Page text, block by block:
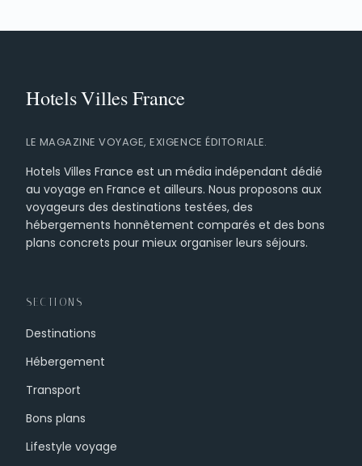
LE MAGAZINE VOYAGE, EXIGENCE ÉDITORIALE.
Hotels Villes France est un média indépendant dédié
au voyage en France et ailleurs. Nous proposons aux
voyageurs des destinations testées, des
hébergements honnêtement comparés et des bons
plans concrets pour mieux organiser leurs séjours.
SECTIONS
Destinations
Hébergement
Transport
Bons plans
Lifestyle voyage